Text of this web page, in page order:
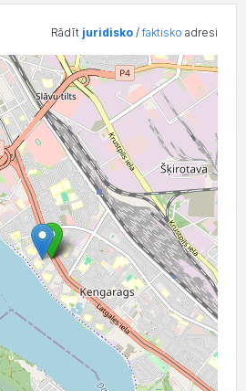
Rādīt juridisko /faktisko adresi